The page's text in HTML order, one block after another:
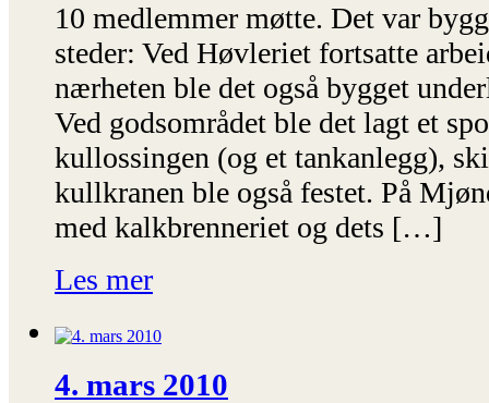
10 medlemmer møtte. Det var
steder: Ved Høvleriet fortsatte
nærheten ble det også bygget
Ved godsområdet ble det lagt et
kullossingen (og et tankanlegg),
kullkranen ble også festet. På
med kalkbrenneriet og dets […]
Les mer
4. mars 2010